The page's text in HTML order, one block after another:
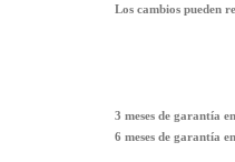
Los cambios pueden
3 meses de garantía
6 meses de garantía